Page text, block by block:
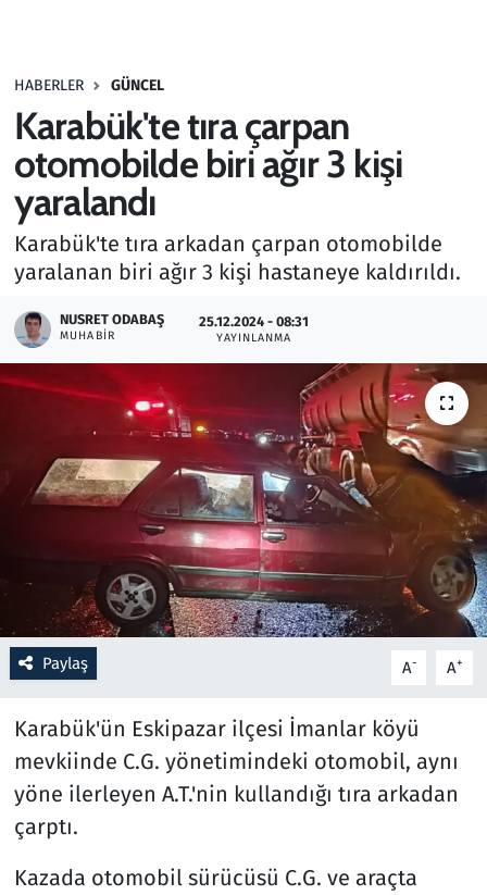
HABERLER GÜNCEL
Karabük'te tıra çarpan
otomobilde biri ağır 3 kişi
yaralandı
Karabük'te tıra arkadan çarpan otomobilde
yaralanan biri ağır 3 kişi hastaneye kaldırıldı.
NUSRET ODABAŞ
MUHABIR
25.12.2024 - 08:31
YAYINLANMA
Paylaş A- A+
Karabük'ün Eskipazar ilçesi İmanlar köyü
mevkiinde C.G. yönetimindeki otomobil, aynı
yöne ilerleyen A.T.'nin kullandığı tıra arkadan
çarptı.
Kazada otomobil sürücüsü C.G. ve araçta
Haber
Kültür Sanat
Kurumsal Haberler
Lezzet Durağı
Memur ve Kamu
Otomobil
Oyun
Ramazan
Resmi İlanlar
Rüya Tabirleri
Sağlık
Seçim 2023
Spor
Teknoloji ve Bilim